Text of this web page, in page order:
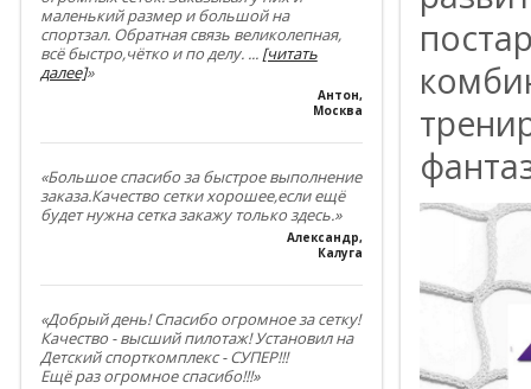
маленький размер и большой на
спортзал. Обратная связь великолепная,
всё быстро,чётко и по делу. ... [читать
далее]»
Антон,
Москва
«Большое спасибо за быстрое выполнение
заказа.Качество сетки хорошее,если ещё
будет нужна сетка закажу только здесь.»
Александр,
Калуга
«Добрый день! Спасибо огромное за сетку!
Качество - высший пилотаж! Установил на
Детский спорткомплекс - СУПЕР!!!
Ещё раз огромное спасибо!!!»